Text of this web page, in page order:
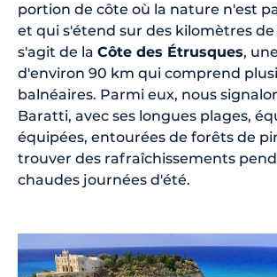
portion de côte où la nature n'est
et qui s'étend sur des kilomètres de
s'agit de la Côte des Étrusques,
d'environ 90 km qui comprend
balnéaires. Parmi eux, nous
Baratti, avec ses longues plages,
équipées, entourées de forêts de
trouver des rafraîchissements
chaudes journées d'été.